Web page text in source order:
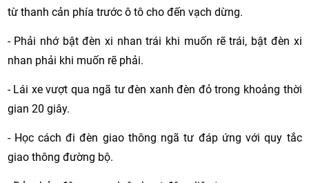
từ thanh cản phía trước ô tô cho đến vạch dừng.
- Phải nhớ bật đèn xi nhan trái khi muốn rẽ trái, bật đèn xi
nhan phải khi muốn rẽ phải.
- Lái xe vượt qua ngã tư đèn xanh đèn đỏ trong khoảng thời
gian 20 giây.
- Học cách đi đèn giao thông ngã tư đáp ứng với quy tắc
giao thông đường bộ.